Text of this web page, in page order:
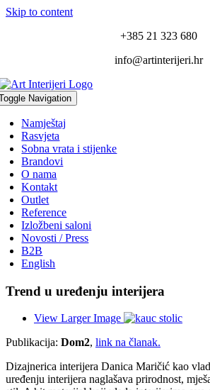
Skip to content
+385 21 323 680
info@artinterijeri.hr
Navigation
Namještaj
Rasvjeta
Sobna vrata i stijenke
Brandovi
O nama
Kontakt
Outlet
Reference
Izložbeni saloni
Novosti / Press
B2B
English
Trend u uređenju interijera
View Larger Image
Publikacija: Dom2, link na članak.
Dizajnerica interijera Danica Maričić kao
uređenju interijera naglašava prirodnost,